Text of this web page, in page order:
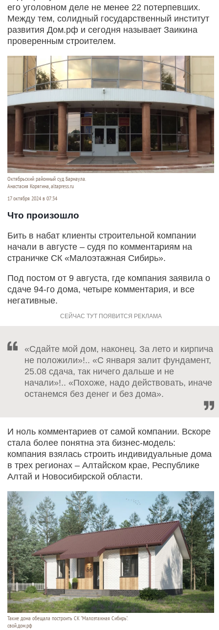
его уголовном деле не менее 22 потерпевших.
Между тем, солидный государственный институт
развития Дом.рф и сегодня называет Заикина
проверенным строителем.
Октябрьский районный суд Барнаула.
Анастасия Корягина, altapress.ru
17 октября 2024 в 07:34
Что произошло
Бить в набат клиенты строительной компании
начали в августе – судя по комментариям на
страничке СК «Малоэтажная Сибирь».
Под постом от 9 августа, где компания заявила о
сдаче 94-го дома, четыре комментария, и все
негативные.
«Сдайте мой дом, наконец. За лето и кирпича
не положили»!.. «С января залит фундамент,
25.08 сдача, так ничего дальше и не
начали»!.. «Похоже, надо действовать, иначе
останемся без денег и без дома».
И ноль комментариев от самой компании. Вскоре
стала более понятна эта бизнес-модель:
компания взялась строить индивидуальные дома
в трех регионах – Алтайском крае, Республике
Алтай и Новосибирской области.
Такие дома обещала построить СК "Малоэтажная Сибирь".
свой.дом.рф